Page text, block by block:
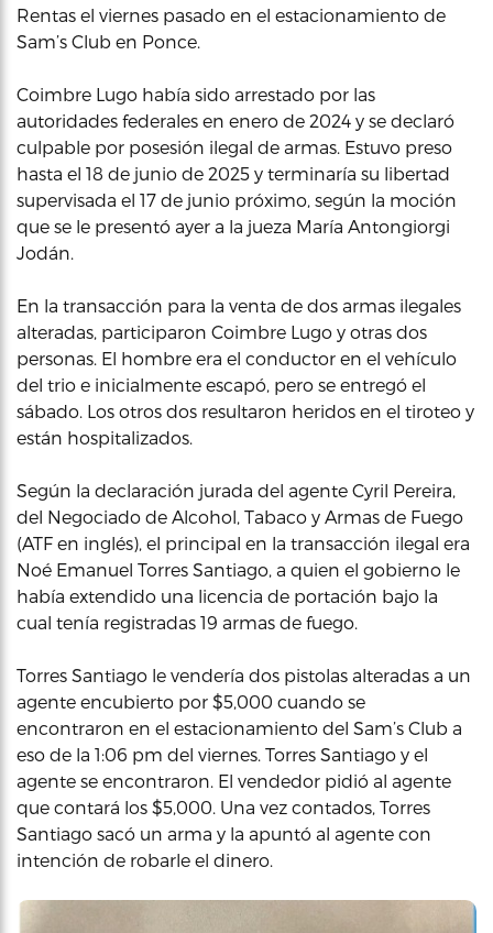
Rentas el viernes pasado en el estacionamiento de
Sam’s Club en Ponce.
Coimbre Lugo había sido arrestado por las
autoridades federales en enero de 2024 y se declaró
culpable por posesión ilegal de armas. Estuvo preso
hasta el 18 de junio de 2025 y terminaría su libertad
supervisada el 17 de junio próximo, según la moción
que se le presentó ayer a la jueza María Antongiorgi
Jodán.
En la transacción para la venta de dos armas ilegales
alteradas, participaron Coimbre Lugo y otras dos
personas. El hombre era el conductor en el vehículo
del trio e inicialmente escapó, pero se entregó el
sábado. Los otros dos resultaron heridos en el tiroteo y
están hospitalizados.
Según la declaración jurada del agente Cyril Pereira,
del Negociado de Alcohol, Tabaco y Armas de Fuego
(ATF en inglés), el principal en la transacción ilegal era
Noé Emanuel Torres Santiago, a quien el gobierno le
había extendido una licencia de portación bajo la
cual tenía registradas 19 armas de fuego.
Torres Santiago le vendería dos pistolas alteradas a un
agente encubierto por $5,000 cuando se
encontraron en el estacionamiento del Sam’s Club a
eso de la 1:06 pm del viernes. Torres Santiago y el
agente se encontraron. El vendedor pidió al agente
que contará los $5,000. Una vez contados, Torres
Santiago sacó un arma y la apuntó al agente con
intención de robarle el dinero.